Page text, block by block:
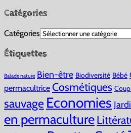
Catégories
Catégories
Étiquettes
Balade nature Bien-être Biodiversité Bébé
permacultrice Cosmétiques
sauvage Economies
en permaculture